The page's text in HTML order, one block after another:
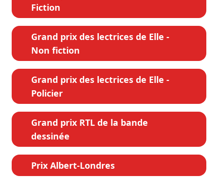
Fiction
Grand prix des lectrices de Elle -
Non fiction
Grand prix des lectrices de Elle -
Policier
Grand prix RTL de la bande
dessinée
Prix Albert-Londres